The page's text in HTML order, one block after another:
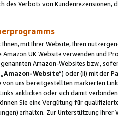
des Verbots von
mit Ihrer Website, Ihren
UK Website verwenden und
genannten Amazon-Websites bzw.,
Amazon-Website“) oder (ii) mit der
uns bereitgestellten markierten
anklicken oder sich damit
Sie eine Vergütung für
erhalten. Zur Unterstützung Ihrer